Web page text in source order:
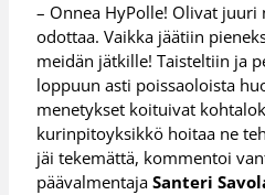
– Onnea HyPolle! Olivat
odottaa. Vaikka jäätiin
meidän jätkille! Taisteltiin ja
loppuun asti poissaoloista
menetykset koituivat
kurinpitoyksikkö hoitaa ne
jäi tekemättä, kommentoi
päävalmentajaSanteri